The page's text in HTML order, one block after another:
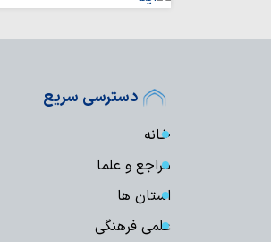
دسترسی سریع
خانه
مراجع و علما
استان ها
علمی فرهنگی